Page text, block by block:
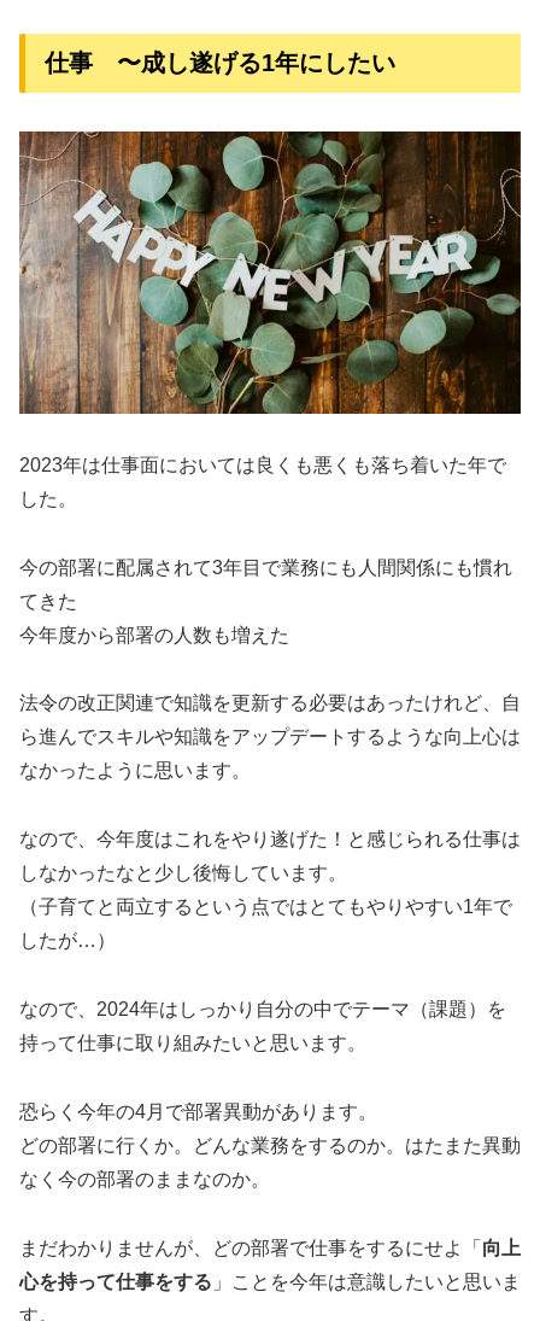
仕事 〜成し遂げる1年にしたい
2023年は仕事面においては良くも悪くも落ち着いた年で
した。
今の部署に配属されて3年目で業務にも人間関係にも慣れ
てきた
今年度から部署の人数も増えた
法令の改正関連で知識を更新する必要はあったけれど、自
ら進んでスキルや知識をアップデートするような向上心は
なかったように思います。
なので、今年度はこれをやり遂げた！と感じられる仕事は
しなかったなと少し後悔しています。
（子育てと両立するという点ではとてもやりやすい1年で
したが…）
なので、2024年はしっかり自分の中でテーマ（課題）を
持って仕事に取り組みたいと思います。
恐らく今年の4月で部署異動があります。
どの部署に行くか。どんな業務をするのか。はたまた異動
なく今の部署のままなのか。
まだわかりませんが、どの部署で仕事をするにせよ「 向上
心を持って仕事をする 」ことを今年は意識したいと思いま
す。